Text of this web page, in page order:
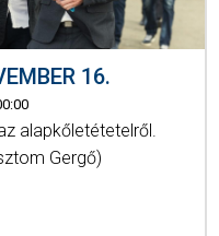
16.
alapkőletétetelről.
Gergő)